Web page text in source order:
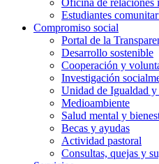
Estudiantes
Compromiso social
Portal de la
Desarrollo sostenible
Cooperación y
Investigación
Unidad de Igualdad
Medioambiente
Salud mental y
Becas y ayudas
Actividad pastoral
Consultas, quejas y